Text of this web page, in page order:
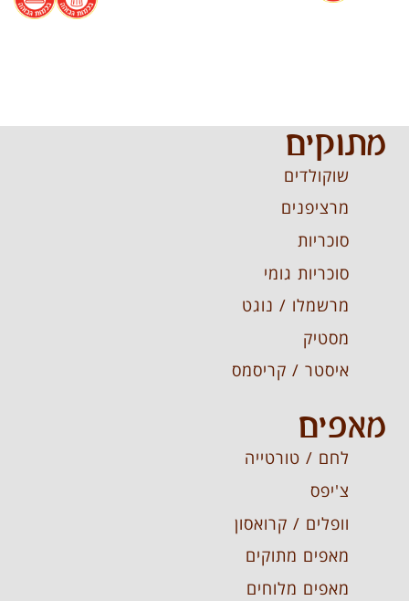
מתוקים
שוקולדים
מרציפנים
סוכריות
סוכריות גומי
מרשמלו / נוגט
מסטיק
איסטר / קריסמס
מאפים
לחם / טורטייה
צ'יפס
וופלים / קרואסון
מאפים מתוקים
מאפים מלוחים